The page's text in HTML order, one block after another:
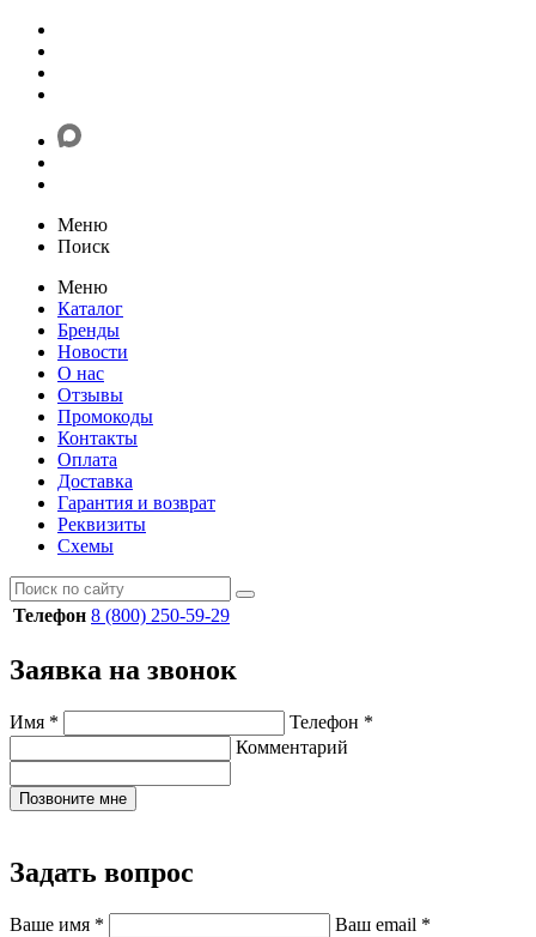
Меню
Поиск
Меню
Каталог
Бренды
Новости
О нас
Отзывы
Промокоды
Контакты
Оплата
Доставка
Гарантия и возврат
Реквизиты
Схемы
Телефон 8 (800) 250-59-29
Заявка на звонок
Имя * Телефон *
Комментарий
Позвоните мне
Задать вопрос
Ваше имя * Ваш email *